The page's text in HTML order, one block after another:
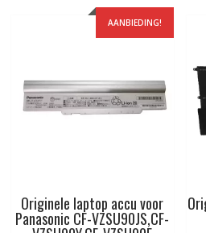
AANBIEDING!
Originele laptop accu voor
Panasonic CF-VZSU90JS,CF-